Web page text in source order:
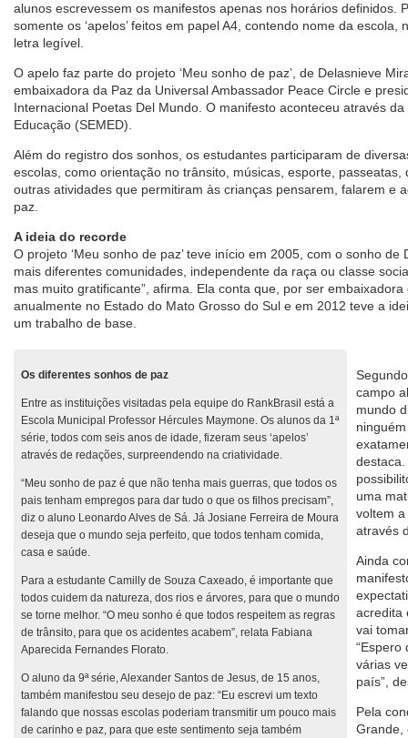
alunos escrevessem os manifestos apenas nos horários definidos.
somente os ‘apelos’ feitos em papel A4, contendo nome da
letra legível.
O apelo faz parte do projeto ‘Meu sonho de paz’, de Delasnieve
embaixadora da Paz da Universal Ambassador Peace Circle e
Internacional Poetas Del Mundo. O manifesto aconteceu através
Educação (SEMED).
Além do registro dos sonhos, os estudantes participaram de
escolas, como orientação no trânsito, músicas, esporte,
outras atividades que permitiram às crianças pensarem, falarem e
paz.
A ideia do recorde
O projeto ‘Meu sonho de paz’ teve início em 2005, com o sonho
mais diferentes comunidades, independente da raça ou classe
mas muito gratificante”, afirma. Ela conta que, por ser
anualmente no Estado do Mato Grosso do Sul e em 2012 teve a
um trabalho de base.
Os diferentes sonhos de paz
Entre as instituições visitadas pela equipe do RankBrasil está a
Escola Municipal Professor Hércules Maymone. Os alunos da 1ª
série, todos com seis anos de idade, fizeram seus ‘apelos’
através de redações, surpreendendo na criatividade.
“Meu sonho de paz é que não tenha mais guerras, que todos os
pais tenham empregos para dar tudo o que os filhos precisam”,
diz o aluno Leonardo Alves de Sá. Já Josiane Ferreira de Moura
deseja que o mundo seja perfeito, que todos tenham comida,
casa e saúde.
Para a estudante Camilly de Souza Caxeado, é importante que
todos cuidem da natureza, dos rios e árvores, para que o mundo
se torne melhor. “O meu sonho é que todos respeitem as regras
de trânsito, para que os acidentes acabem”, relata Fabiana
Aparecida Fernandes Florato.
O aluno da 9ª série, Alexander Santos de Jesus, de 15 anos,
também manifestou seu desejo de paz: “Eu escrevi um texto
falando que nossas escolas poderiam transmitir um pouco mais
de carinho e paz, para que este sentimento seja também
campo
mundo
uma
voltem
através
Ainda
acredita
vai
“Espero
várias
país”,
Pela
Grande,